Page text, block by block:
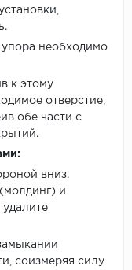
необходимо
к этому
отверстие,
обе части с
вниз.
и
соизмеряя силу